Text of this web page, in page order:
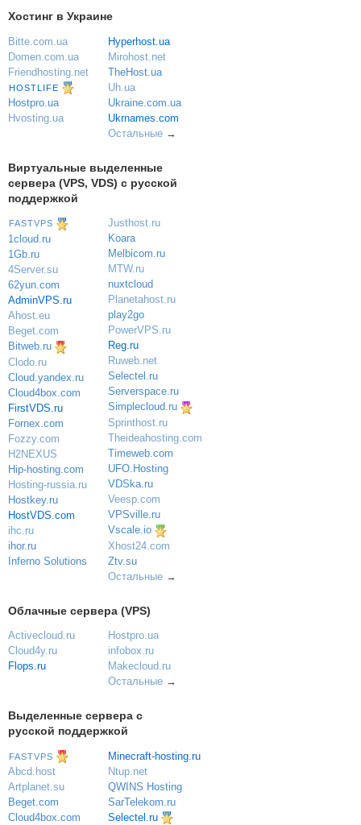
Хостинг в Украине
Bitte.com.ua
Domen.com.ua
Friendhosting.net
HOSTLIFE
Hostpro.ua
Hvosting.ua
Hyperhost.ua
Mirohost.net
TheHost.ua
Uh.ua
Ukraine.com.ua
Ukrnames.com
Остальные→
Виртуальные выделенные
сервера (VPS, VDS) с русской
поддержкой
FASTVPS
1cloud.ru
1Gb.ru
4Server.su
62yun.com
AdminVPS.ru
Ahost.eu
Beget.com
Bitweb.ru
Clodo.ru
Cloud.yandex.ru
Cloud4box.com
FirstVDS.ru
Fornex.com
Fozzy.com
H2NEXUS
Hip-hosting.com
Hosting-russia.ru
Hostkey.ru
HostVDS.com
ihc.ru
ihor.ru
Inferno Solutions
Justhost.ru
Koara
Melbicom.ru
MTW.ru
nuxtcloud
Planetahost.ru
play2go
PowerVPS.ru
Reg.ru
Ruweb.net
Selectel.ru
Serverspace.ru
Simplecloud.ru
Sprinthost.ru
Theideahosting.com
Timeweb.com
UFO.Hosting
VDSka.ru
Veesp.com
VPSville.ru
Vscale.io
Xhost24.com
Ztv.su
Остальные→
Облачные сервера (VPS)
Activecloud.ru
Cloud4y.ru
Flops.ru
Hostpro.ua
infobox.ru
Makecloud.ru
Остальные→
Выделенные сервера с
русской поддержкой
FASTVPS
Abcd.host
Artplanet.su
Beget.com
Cloud4box.com
Minecraft-hosting.ru
Ntup.net
QWINS Hosting
SarTelekom.ru
Selectel.ru